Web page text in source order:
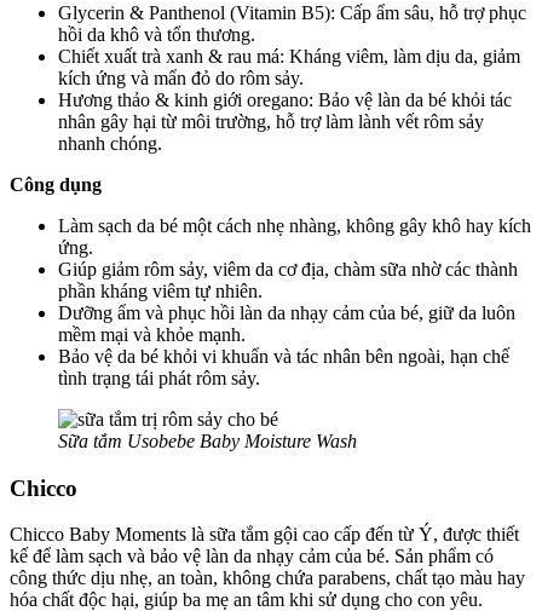
Glycerin & Panthenol (Vitamin B5): Cấp ẩm sâu, hỗ trợ phục
hồi da khô và tổn thương.
Chiết xuất trà xanh & rau má: Kháng viêm, làm dịu da, giảm
kích ứng và mẩn đỏ do rôm sảy.
Hương thảo & kinh giới oregano: Bảo vệ làn da bé khỏi tác
nhân gây hại từ môi trường, hỗ trợ làm lành vết rôm sảy
nhanh chóng.
Công dụng
Làm sạch da bé một cách nhẹ nhàng, không gây khô hay kích
ứng.
Giúp giảm rôm sảy, viêm da cơ địa, chàm sữa nhờ các thành
phần kháng viêm tự nhiên.
Dưỡng ẩm và phục hồi làn da nhạy cảm của bé, giữ da luôn
mềm mại và khỏe mạnh.
Bảo vệ da bé khỏi vi khuẩn và tác nhân bên ngoài, hạn chế
tình trạng tái phát rôm sảy.
Sữa tắm Usobebe Baby Moisture Wash
Chicco
Chicco Baby Moments là sữa tắm gội cao cấp đến từ Ý, được thiết
kế để làm sạch và bảo vệ làn da nhạy cảm của bé. Sản phẩm có
công thức dịu nhẹ, an toàn, không chứa parabens, chất tạo màu hay
hóa chất độc hại, giúp ba mẹ an tâm khi sử dụng cho con yêu.